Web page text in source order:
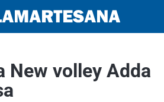
New volley Adda